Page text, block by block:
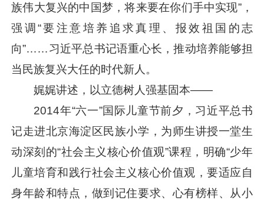
族伟大复兴的中国梦，将来要在你们手中实现”，
强调“要注意培养追求真理、报效祖国的志
向”……习近平总书记语重心长，推动培养能够担
当民族复兴大任的时代新人。
娓娓讲述，以立德树人强基固本——
2014年“六一”国际儿童节前夕， 习近平总书
记走进北京海淀区民族小学，为师生讲授一堂生
动深刻的“社会主义核心价值观”课程，明确“少年
儿童培育和践行社会主义核心价值观，要适应自
身年龄和特点，做到记住要求、心有榜样、从小